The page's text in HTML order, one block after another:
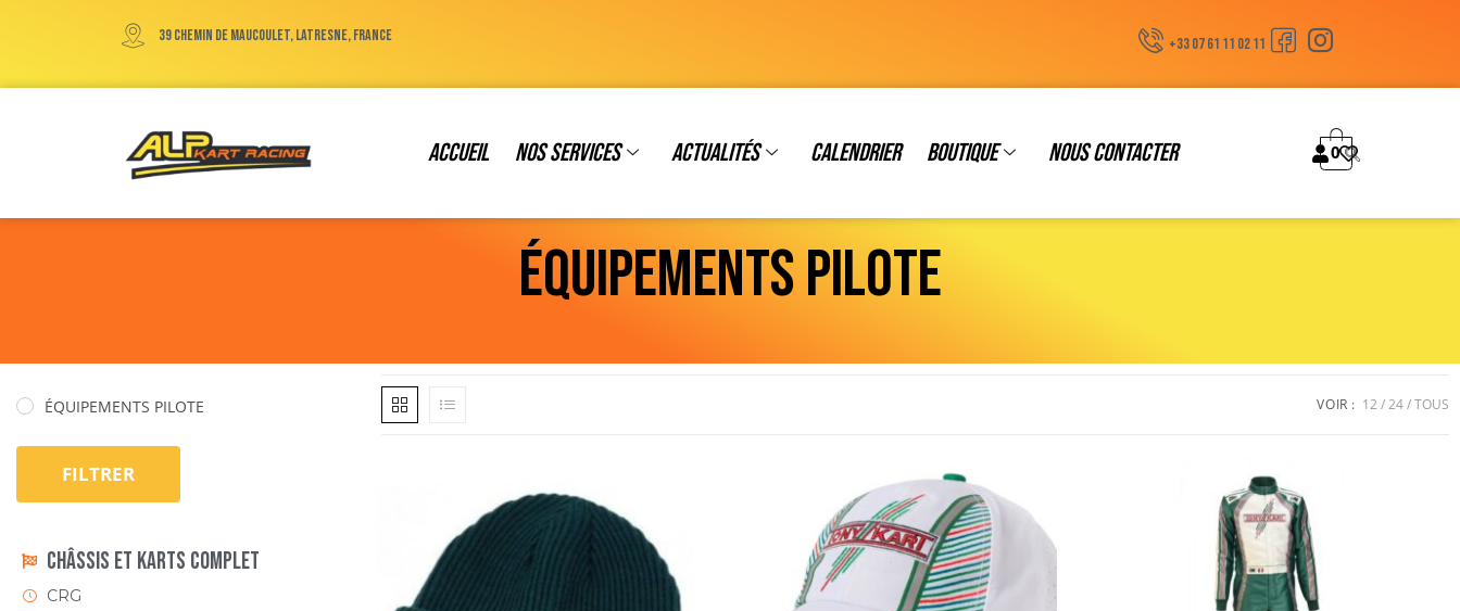
39 chemin de maucoulet, Latresne, France +33 07 61 11 02 11
Accueil Nos services Actualités Calendrier Boutique Nous contacter 0
ÉQUIPEMENTS PILOTE
ÉQUIPEMENTS PILOTE
FILTRER
Châssis et Karts Complet
CRG
VOIR : 12 24 TOUS